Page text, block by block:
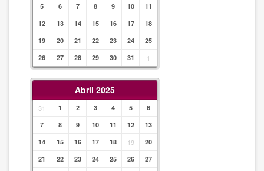
5 6 7 8 9 10
11
12
13 14 15 16 17
18
19
20 21 22 23 24
25
26
27 28 29 30 31 1
Abril 2025
31 1 2 3 4 5
6
7
8 9 10 11 12
13
14
15 16 17 18 19
20
21
22 23 24 25 26
27